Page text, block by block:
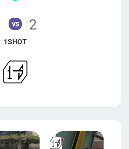
vs 2
1SHOT